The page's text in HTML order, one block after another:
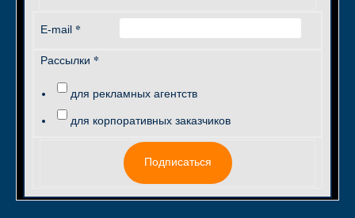
E-mail *
Рассылки *
для рекламных агентств
для корпоративных заказчиков
Подписаться